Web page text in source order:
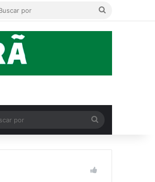
al azar
lateral
al azar
por